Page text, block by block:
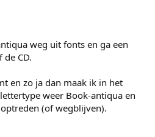
weg uit fonts en ga een
CD.
en zo ja dan maak ik in het
weer Book-antiqua en
(of wegblijven).